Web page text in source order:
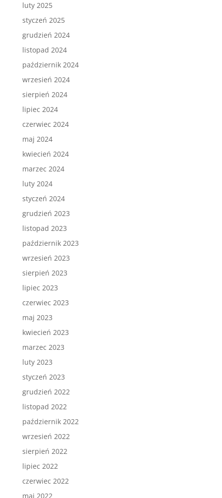
luty 2025
styczeń 2025
grudzień 2024
listopad 2024
październik 2024
wrzesień 2024
sierpień 2024
lipiec 2024
czerwiec 2024
maj 2024
kwiecień 2024
marzec 2024
luty 2024
styczeń 2024
grudzień 2023
listopad 2023
październik 2023
wrzesień 2023
sierpień 2023
lipiec 2023
czerwiec 2023
maj 2023
kwiecień 2023
marzec 2023
luty 2023
styczeń 2023
grudzień 2022
listopad 2022
październik 2022
wrzesień 2022
sierpień 2022
lipiec 2022
czerwiec 2022
maj 2022